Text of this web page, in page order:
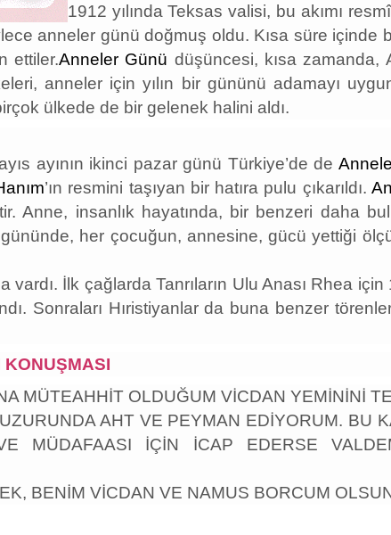
1912 yılında Teksas valisi, bu akımı
anneler günü doğmuş oldu. Kısa süre içinde
ettiler.Anneler Günü düşüncesi, kısa zamanda,
anneler için yılın bir gününü adamayı
ülkede de bir gelenek halini aldı.
ayının ikinci pazar günü Türkiye’de de
’ın resmini taşıyan bir hatıra pulu çıkarıldı.
Anne, insanlık hayatında, bir benzeri daha
her çocuğun, annesine, gücü yettiği
İlk çağlarda Tanrıların Ulu Anası Rhea
Sonraları Hıristiyanlar da buna benzer
KONUŞMASI
MÜTEAHHİT OLDUĞUM VİCDAN YEMİNİNİ
AHT VE PEYMAN EDİYORUM. BU
MÜDAFAASI İÇİN İCAP EDERSE
BENİM VİCDAN VE NAMUS BORCUM